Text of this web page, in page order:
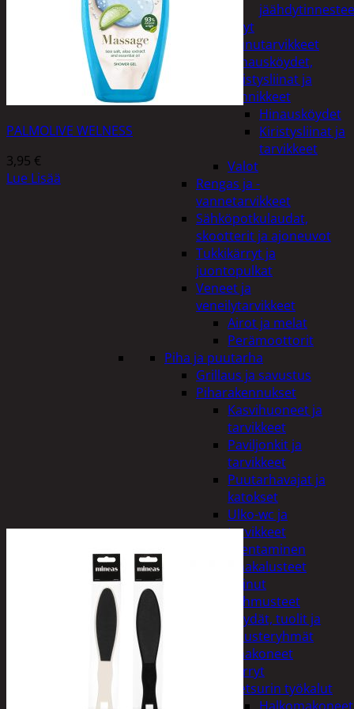
Öljyt
Perävaunutarvikkeet
Hinausköydet,
kiristysliinat ja
kiinnikkeet
Hinausköydet
Kiristysliinat ja
tarvikkeet
Valot
Rengas ja -
vannetarvikkeet
Sähköpotkulaudat,
skootterit ja ajoneuvot
Tukkikärryt ja
juontopulkat
Veneet ja
veneilytarvikkeet
Airot ja melat
Perämoottorit
Piha ja puutarha
Grillaus ja savustus
Piharakennukset
Kasvihuoneet ja
tarvikkeet
Paviljonkit ja
tarvikkeet
Puutarhavajat ja
katokset
Ulko-wc ja
tarvikkeet
Piharakentaminen
Puutarhakalusteet
Keinut
Pehmusteet
Pöydät, tuolit ja
kalusteryhmät
Puutarhakoneet
Kärryt
Metsurin työkalut
PALMOLIVE WELNESS
3,95 €
Lue Lisää